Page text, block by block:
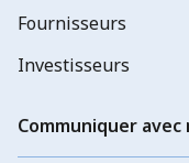
Fournisseurs
Investisseurs
Communiquer avec